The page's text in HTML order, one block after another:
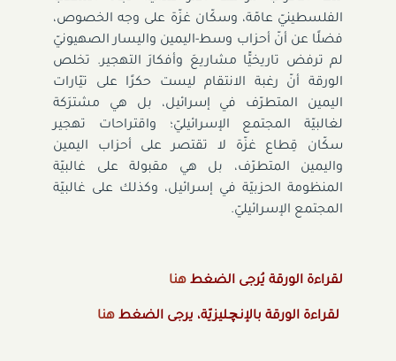
الفلسطينيّ عامّة، وسكّان غزّة على وجه الخصوص،
فضلًا عن أنّ أحزاب وسط-اليمين واليسار الصهيونيّ
لم ترفض تاريخيًّا مشاريعَ وأفكارَ التهجير. تخلص
الورقة أنّ رغبة الانتقام ليست حكرًا على تيّارات
اليمين المتطرّف في إسرائيل، بل هي مشترَكة
لغالبيّة المجتمع الإسرائيليّ؛ واقتراحات تهجير
سكّان قِطاع غزّة لا تقتصر على أحزاب اليمين
واليمين المتطرّف، بل هي مقبولة على غالبيّة
المنظومة الحزبيّة في إسرائيل، وكذلك على غالبيّة
المجتمع الإسرائيليّ.
لقراءة الورقة يُرجى الضغط هنا
لقراءة الورقة بالإنـچـليزيّة، يرجى الضغط هنا